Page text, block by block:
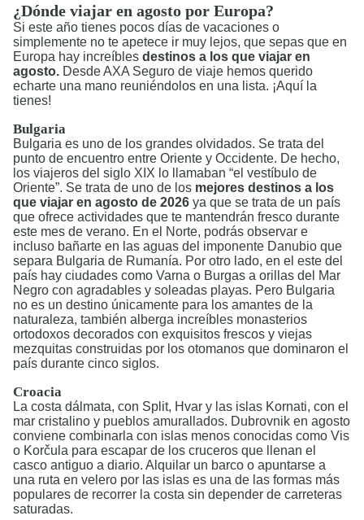
¿Dónde viajar en agosto por Europa?
Si este año tienes pocos días de vacaciones o
simplemente no te apetece ir muy lejos, que sepas que en
Europa hay increíbles destinos a los que viajar en
agosto. Desde AXA Seguro de viaje hemos querido
echarte una mano reuniéndolos en una lista. ¡Aquí la
tienes!
Bulgaria
Bulgaria es uno de los grandes olvidados. Se trata del
punto de encuentro entre Oriente y Occidente. De hecho,
los viajeros del siglo XIX lo llamaban “el vestíbulo de
Oriente”. Se trata de uno de los mejores destinos a los
que viajar en agosto de 2026 ya que se trata de un país
que ofrece actividades que te mantendrán fresco durante
este mes de verano. En el Norte, podrás observar e
incluso bañarte en las aguas del imponente Danubio que
separa Bulgaria de Rumanía. Por otro lado, en el este del
país hay ciudades como Varna o Burgas a orillas del Mar
Negro con agradables y soleadas playas. Pero Bulgaria
no es un destino únicamente para los amantes de la
naturaleza, también alberga increíbles monasterios
ortodoxos decorados con exquisitos frescos y viejas
mezquitas construidas por los otomanos que dominaron el
país durante cinco siglos.
Croacia
La costa dálmata, con Split, Hvar y las islas Kornati, con el
mar cristalino y pueblos amurallados. Dubrovnik en agosto
conviene combinarla con islas menos conocidas como Vis
o Korčula para escapar de los cruceros que llenan el
casco antiguo a diario. Alquilar un barco o apuntarse a
una ruta en velero por las islas es una de las formas más
populares de recorrer la costa sin depender de carreteras
saturadas.